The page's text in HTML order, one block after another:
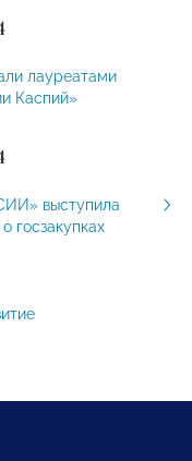
лауреатами
Каспий»
выступила
госзакупках